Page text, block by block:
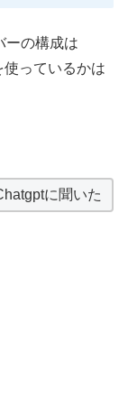
ーの構成は
っているかは
に聞いた